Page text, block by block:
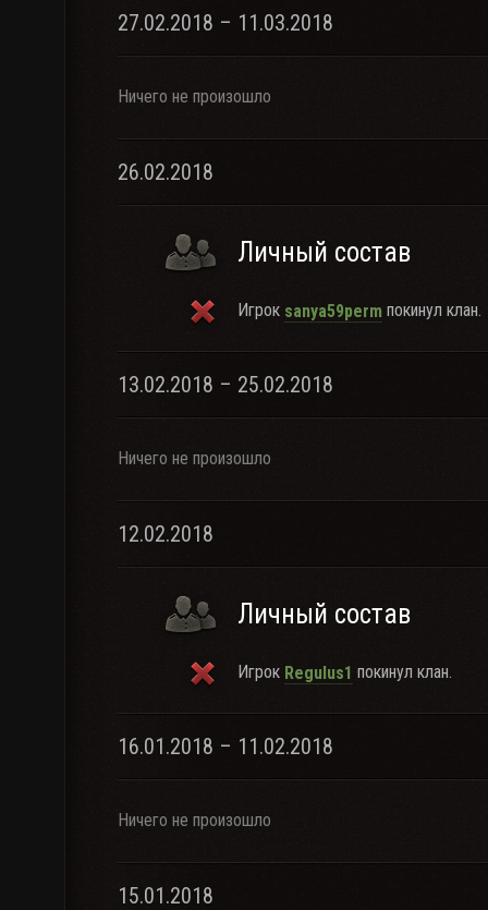
27.02.2018 – 11.03.2018
Ничего не произошло
26.02.2018
Личный состав
Игрок sanya59perm покинул клан.
13.02.2018 – 25.02.2018
Ничего не произошло
12.02.2018
Личный состав
Игрок Regulus1 покинул клан.
16.01.2018 – 11.02.2018
Ничего не произошло
15.01.2018